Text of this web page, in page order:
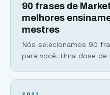
pode ser que você
pelo
90 frases de
melhores
mestres
Nós selecionamos 90
para você. Uma dose
usando o Marketing
2021